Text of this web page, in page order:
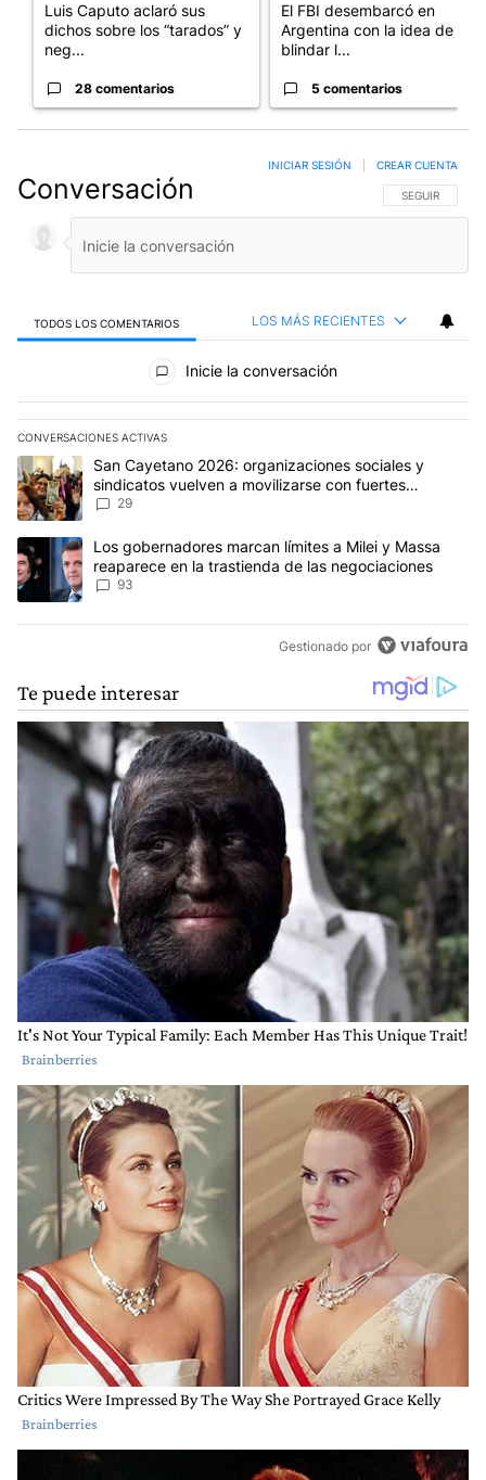
Luis Caputo aclaró sus
dichos sobre los “tarados” y
neg...
28 comentarios
El FBI desembarcó en
Argentina con la idea de
blindar l...
5 comentarios
Conversación SIGA ESTA
SEGUIR
INICIAR SESIÓN CREAR CUENTA
TODOS LOS COMENTARIOS LOS MÁS RECIENTES
Todos los comentarios
Inicie la conversación
CONVERSACIONES ACTIVAS
Este listado muestra los artículos con más comentarios en los
Un artículo de tendencia con el título "San Cayetano 2026:
San Cayetano 2026: organizaciones sociales y
sindicatos vuelven a movilizarse con fuertes
reclamos al Gobierno
29
Un artículo de tendencia con el título "Los gobernadores
Los gobernadores marcan límites a Milei y Massa
reaparece en la trastienda de las negociaciones
93
Gestionado por